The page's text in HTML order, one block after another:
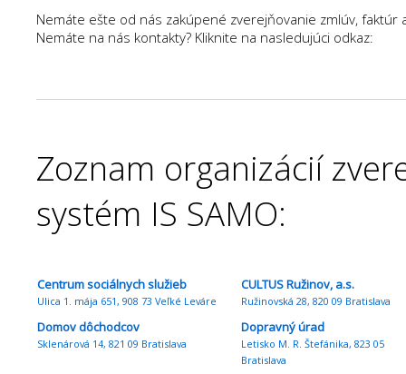
Nemáte ešte od nás zakúpené zverejňovanie zmlúv, faktúr
Nemáte na nás kontakty? Kliknite na nasledujúci odkaz:
Zoznam organizácií
systém IS SAMO:
Centrum sociálnych služieb
Ulica 1. mája 651, 908 73 Veľké Leváre
CULTUS Ružinov, a.s.
Ružinovská 28, 820 09 Bratislava
Domov dôchodcov
Sklenárová 14, 821 09 Bratislava
Dopravný úrad
Letisko M. R. Štefánika, 823 05
Bratislava